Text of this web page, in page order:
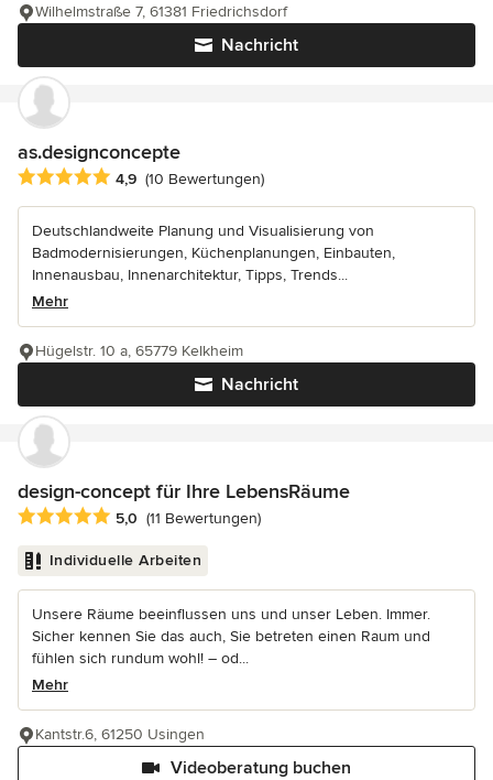
Nachricht
Wilhelmstraße 7, 61381 Friedrichsdorf
as.designconcepte
Durchschnittliche Bewertung: 4.9 von 5 Sternen
4,9 (10 Bewertungen)
Deutschlandweite Planung und Visualisierung von
Badmodernisierungen, Küchenplanungen, Einbauten,
Innenausbau, Innenarchitektur, Tipps, Trends...
Mehr
Nachricht
Hügelstr. 10 a, 65779 Kelkheim
design-concept für Ihre LebensRäume
Durchschnittliche Bewertung: 5 von 5 Sternen
5,0 (11 Bewertungen)
Individuelle Arbeiten
Unsere Räume beeinflussen uns und unser Leben. Immer.
Sicher kennen Sie das auch, Sie betreten einen Raum und
fühlen sich rundum wohl! – od...
Mehr
Videoberatung buchen
Kantstr.6, 61250 Usingen